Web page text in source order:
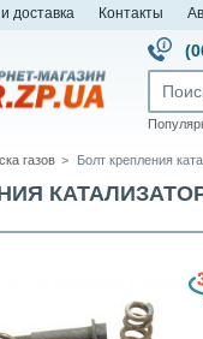
доставка Контакты
газов Болт крепления
КАТАЛИЗАТОРА